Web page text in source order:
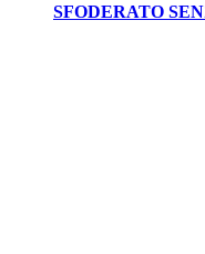
SFODERATO